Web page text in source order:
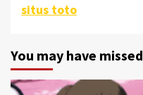
situs toto
You may have missed